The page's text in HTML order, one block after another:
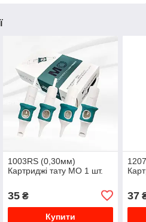
1003RS (0,30мм)
Картриджі тату MO 1 шт.
35₴
Купити
37